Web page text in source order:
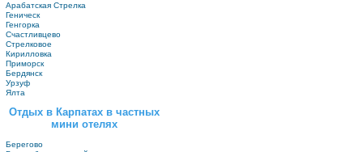
Арабатская Стрелка
Геническ
Генгорка
Счастливцево
Стрелковое
Кирилловка
Приморск
Бердянск
Урзуф
Ялта
Отдых в Карпатах в частных
мини отелях
Берегово